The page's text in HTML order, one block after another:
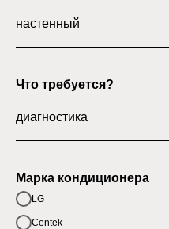
Что требуется?
Марка кондиционера
LG
Centek